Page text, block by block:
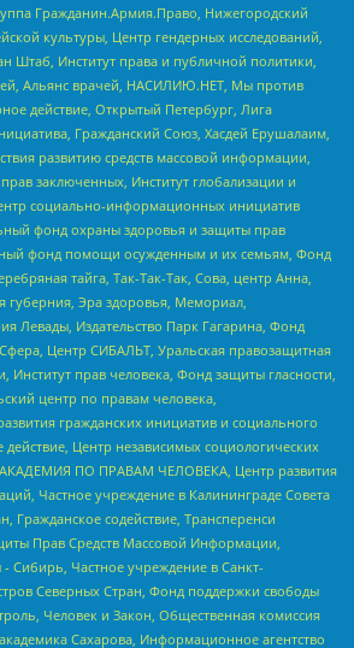
Гражданин.Армия.Право, Нижегородский
культуры, Центр гендерных исследований,
Штаб, Институт права и публичной политики,
Альянс врачей, НАСИЛИЮ.НЕТ, Мы против
действие, Открытый Петербург, Лига
Гражданский Союз, Хасдей Ерушалаим,
развитию средств массовой информации,
заключенных, Институт глобализации и
социально-информационных инициатив
фонд охраны здоровья и защиты прав
фонд помощи осужденным и их семьям, Фонд
тайга, Так-Так-Так, Сова, центр Анна,
губерния, Эра здоровья, Мемориал,
Левады, Издательство Парк Гагарина, Фонд
Центр СИБАЛЬТ, Уральская правозащитная
прав человека, Фонд защиты гласности,
центр по правам человека,
гражданских инициатив и социального
действие, Центр независимых социологических
АКАДЕМИЯ ПО ПРАВАМ ЧЕЛОВЕКА, Центр развития
Частное учреждение в Калининграде Совета
Гражданское содействие, Трансперенси
Прав Средств Массовой Информации,
- Сибирь, Частное учреждение в Санкт-
Северных Стран, Фонд поддержки свободы
Человек и Закон, Общественная комиссия
Сахарова, Информационное агентство